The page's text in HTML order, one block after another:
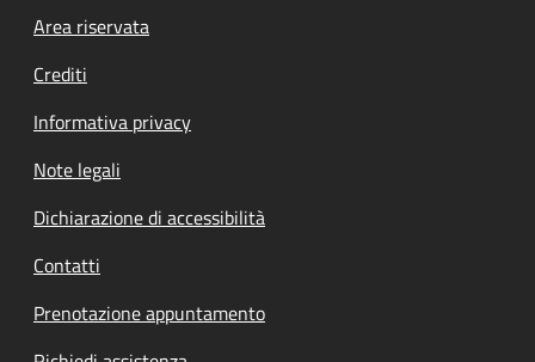
Footer menu
Area riservata
Crediti
Informativa privacy
Note legali
Dichiarazione di accessibilità
Contatti
Prenotazione appuntamento